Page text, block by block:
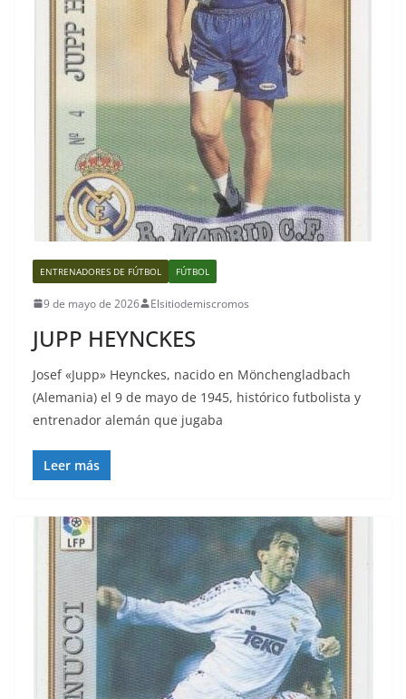
ENTRENADORES DE FÚTBOL FÚTBOL
9 de mayo de 2026 Elsitiodemiscromos
JUPP HEYNCKES
Josef «Jupp» Heynckes, nacido en Mönchengladbach
(Alemania) el 9 de mayo de 1945, histórico futbolista y
entrenador alemán que jugaba
Leer más